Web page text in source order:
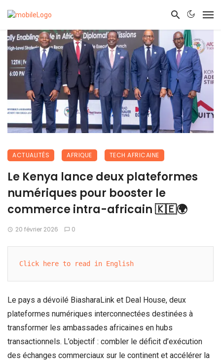
ACTUALITÉS AFRIQUE TECH AFRICAINE
Le Kenya lance deux plateformes
numériques pour booster le
commerce intra-africain 🇰🇪🌍
20 février 2026 0
Click here to read in English
Le pays a dévoilé BiasharaLink et Deal House, deux
plateformes numériques interconnectées destinées à
transformer les ambassades africaines en hubs
transactionnels. L’objectif : combler le déficit d’exécution
des échanges commerciaux sur le continent et accélérer la